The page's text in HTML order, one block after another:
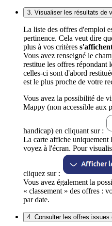
3. Visualiser les résultats de
La liste des offres d'emploi
pertinence. Cela veut dire
plus à vos critères
Vous avez renseigné le
restitue les offres répondant
celles-ci sont d'abord
est le plus proche de votre
Vous avez la possibilité de
Mappy (non accessible aux
handicap) en cliquant sur :
La carte affiche uniquement
voyez à l'écran. Pour
cliquez sur :
Vous avez également la
« classement » des offres :
par date.
4. Consulter les offres issues